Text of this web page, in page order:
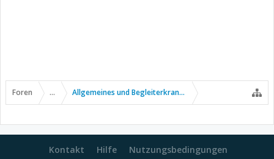
Foren ... Allgemeines und Begleiterkrankungen
Kontakt Hilfe Nutzungsbedingungen